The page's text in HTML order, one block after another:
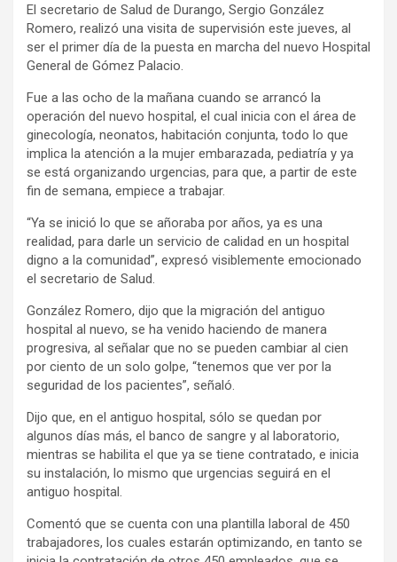
El secretario de Salud de Durango, Sergio González
Romero, realizó una visita de supervisión este jueves, al
ser el primer día de la puesta en marcha del nuevo Hospital
General de Gómez Palacio.
Fue a las ocho de la mañana cuando se arrancó la
operación del nuevo hospital, el cual inicia con el área de
ginecología, neonatos, habitación conjunta, todo lo que
implica la atención a la mujer embarazada, pediatría y ya
se está organizando urgencias, para que, a partir de este
fin de semana, empiece a trabajar.
“Ya se inició lo que se añoraba por años, ya es una
realidad, para darle un servicio de calidad en un hospital
digno a la comunidad”, expresó visiblemente emocionado
el secretario de Salud.
González Romero, dijo que la migración del antiguo
hospital al nuevo, se ha venido haciendo de manera
progresiva, al señalar que no se pueden cambiar al cien
por ciento de un solo golpe, “tenemos que ver por la
seguridad de los pacientes”, señaló.
Dijo que, en el antiguo hospital, sólo se quedan por
algunos días más, el banco de sangre y al laboratorio,
mientras se habilita el que ya se tiene contratado, e inicia
su instalación, lo mismo que urgencias seguirá en el
antiguo hospital.
Comentó que se cuenta con una plantilla laboral de 450
trabajadores, los cuales estarán optimizando, en tanto se